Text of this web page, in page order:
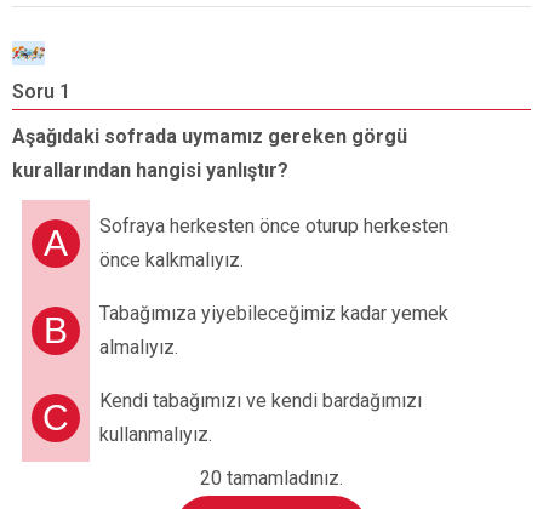
Soru 1
Aşağıdaki sofrada uymamız gereken görgü
kurallarından hangisi yanlıştır?
A
Sofraya herkesten önce oturup herkesten
önce kalkmalıyız.
B
Tabağımıza yiyebileceğimiz kadar yemek
almalıyız.
C
Kendi tabağımızı ve kendi bardağımızı
kullanmalıyız.
20 tamamladınız.